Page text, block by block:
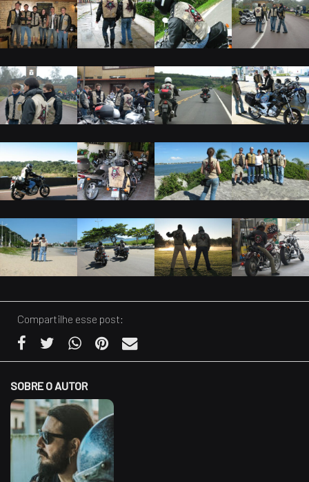
Compartilhe esse post:
SOBRE O AUTOR